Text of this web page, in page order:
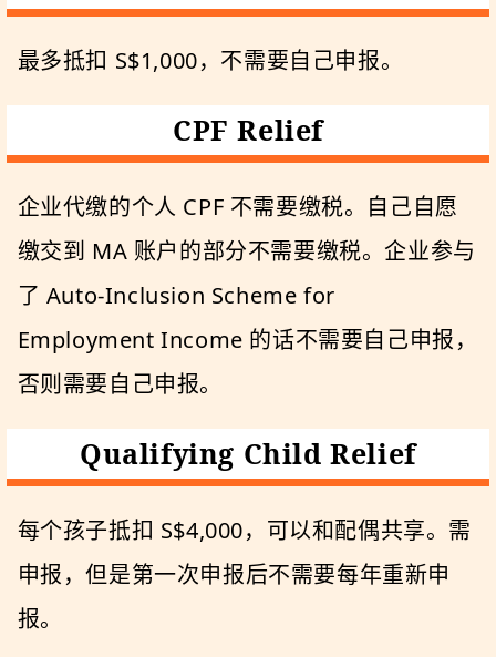
最多抵扣 S$1,000，不需要自己申报。
CPF Relief
企业代缴的个人 CPF 不需要缴税。自己自愿
缴交到 MA 账户的部分不需要缴税。企业参与
了 Auto-Inclusion Scheme for
Employment Income 的话不需要自己申报，
否则需要自己申报。
Qualifying Child Relief
每个孩子抵扣 S$4,000，可以和配偶共享。需
申报，但是第一次申报后不需要每年重新申
报。